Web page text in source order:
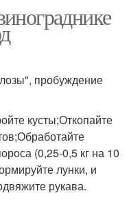
пробуждение
кусты;Откопайте
(0,25-0,5 кг на 10
лунки, и
рукава.